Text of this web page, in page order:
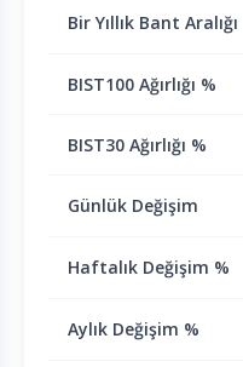
Bir Yıllık Bant Aralığı
BIST100 Ağırlığı %
BIST30 Ağırlığı %
Günlük Değişim
Haftalık Değişim %
Aylık Değişim %